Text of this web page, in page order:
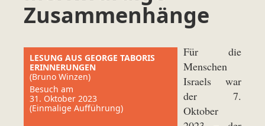
Zusammenhänge
LESUNG AUS GEORGE TABORIS
ERINNERUNGEN
(Bruno Winzen)
Besuch am
31. Oktober 2023
(Einmalige Aufführung)
Für die
Menschen
Israels war
der 7.
Oktober